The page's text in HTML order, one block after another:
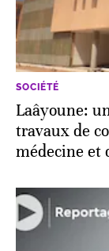
SOCIÉTÉ
Laâyoune:
travaux de
médecine et